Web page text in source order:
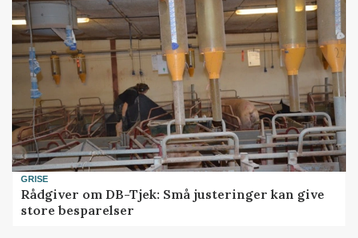
GRISE
Rådgiver om DB-Tjek: Små justeringer kan give
store besparelser